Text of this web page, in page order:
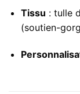
Tissu : tulle
(soutien-